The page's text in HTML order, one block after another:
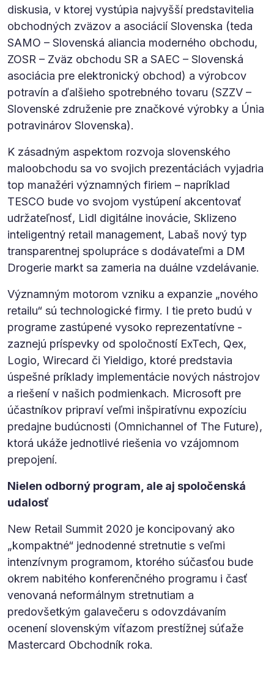
diskusia, v ktorej vystúpia najvyšší predstavitelia
obchodných zväzov a asociácií Slovenska (teda
SAMO – Slovenská aliancia moderného obchodu,
ZOSR – Zväz obchodu SR a SAEC – Slovenská
asociácia pre elektronický obchod) a výrobcov
potravín a ďalšieho spotrebného tovaru (SZZV –
Slovenské združenie pre značkové výrobky a Únia
potravinárov Slovenska).
K zásadným aspektom rozvoja slovenského
maloobchodu sa vo svojich prezentáciách vyjadria
top manažéri významných firiem – napríklad
TESCO bude vo svojom vystúpení akcentovať
udržateľnosť, Lidl digitálne inovácie, Sklizeno
inteligentný retail management, Labaš nový typ
transparentnej spolupráce s dodávateľmi a DM
Drogerie markt sa zameria na duálne vzdelávanie.
Významným motorom vzniku a expanzie „nového
retailu“ sú technologické firmy. I tie preto budú v
programe zastúpené vysoko reprezentatívne -
zaznejú príspevky od spoločností ExTech, Qex,
Logio, Wirecard či Yieldigo, ktoré predstavia
úspešné príklady implementácie nových nástrojov
a riešení v našich podmienkach. Microsoft pre
účastníkov pripraví veľmi inšpiratívnu expozíciu
predajne budúcnosti (Omnichannel of The Future),
ktorá ukáže jednotlivé riešenia vo vzájomnom
prepojení.
Nielen odborný program, ale aj spoločenská
udalosť
New Retail Summit 2020 je koncipovaný ako
„kompaktné“ jednodenné stretnutie s veľmi
intenzívnym programom, ktorého súčasťou bude
okrem nabitého konferenčného programu i časť
venovaná neformálnym stretnutiam a
predovšetkým galavečeru s odovzdávaním
ocenení slovenským víťazom prestížnej súťaže
Mastercard Obchodník roka.